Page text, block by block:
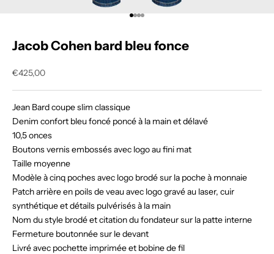
Aller à l'élément 1
Aller à l'élément 2
Aller à l'élément 3
Aller à l'élément 4
Jacob Cohen bard bleu fonce
Prix de vente
€425,00
Jean Bard coupe slim classique
Denim confort bleu foncé poncé à la main et délavé
10,5 onces
Boutons vernis embossés avec logo au fini mat
Taille moyenne
Modèle à cinq poches avec logo brodé sur la poche à monnaie
Patch arrière en poils de veau avec logo gravé au laser, cuir
synthétique et détails pulvérisés à la main
Nom du style brodé et citation du fondateur sur la patte interne
Fermeture boutonnée sur le devant
Livré avec pochette imprimée et bobine de fil